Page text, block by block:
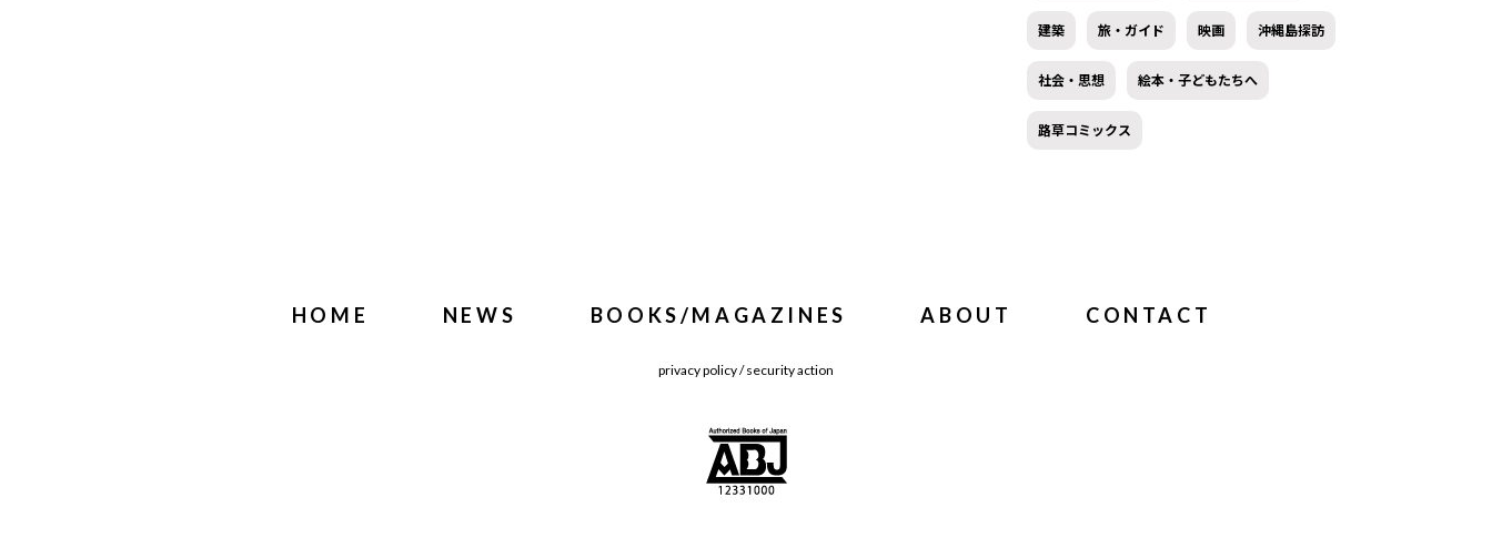
建築 旅・ガイド 映画 沖縄島探訪
社会・思想 絵本・子どもたちへ
路草コミックス
HOME NEWS BOOKS/MAGAZINES ABOUT CONTACT
privacy policy/security action